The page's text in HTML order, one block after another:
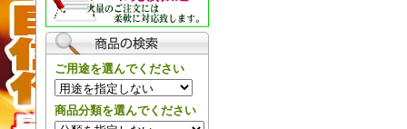
ご用途を選んでください
商品分類を選んでください